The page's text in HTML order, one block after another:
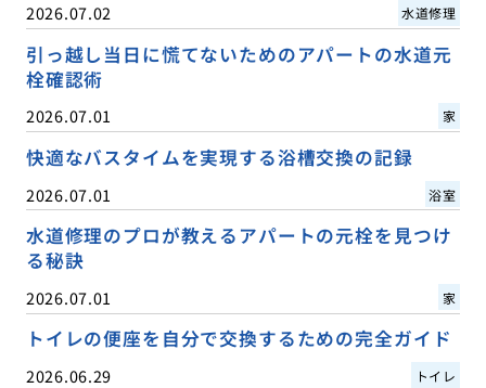
2026.07.02 水道修理
引っ越し当日に慌てないためのアパートの水道元
栓確認術
2026.07.01 家
快適なバスタイムを実現する浴槽交換の記録
2026.07.01 浴室
水道修理のプロが教えるアパートの元栓を見つけ
る秘訣
2026.07.01 家
トイレの便座を自分で交換するための完全ガイド
2026.06.29 トイレ